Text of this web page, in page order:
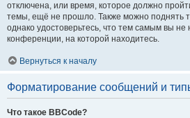
отключена, или время, которое должно
темы, ещё не прошло. Также можно поднять
однако удостоверьтесь, что тем самым вы
конференции, на которой находитесь.
Вернуться к началу
Форматирование сообщений и
Что такое BBCode?